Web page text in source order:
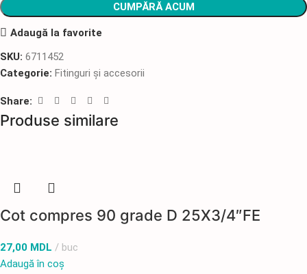
CUMPĂRĂ ACUM
Adaugă la favorite
SKU: 6711452
Categorie: Fitinguri și accesorii
Share:
Produse similare
Cot compres 90 grade D 25X3/4″FE
27,00 MDL
buc
Adaugă în coș